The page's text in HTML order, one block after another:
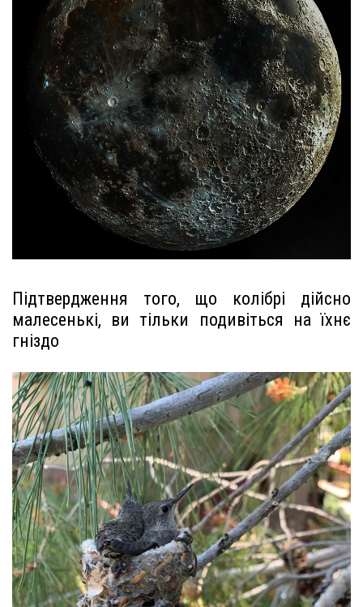
Підтвердження того, що колібрі дійсно
малесенькі, ви тільки подивіться на їхнє
гніздо